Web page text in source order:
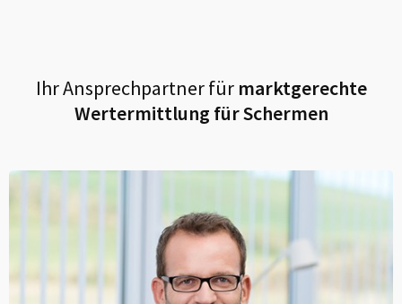
Ihr Ansprechpartner fürmarktgerechte
Wertermittlung fürSchermen